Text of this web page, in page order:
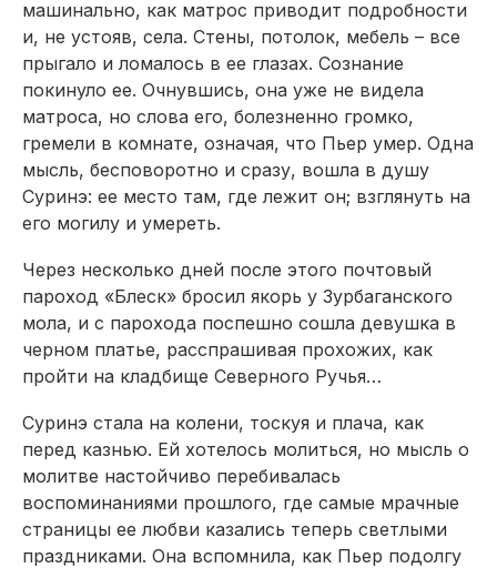
машинально, как матрос приводит подробности
и, не устояв, села. Стены, потолок, мебель – все
прыгало и ломалось в ее глазах. Сознание
покинуло ее. Очнувшись, она уже не видела
матроса, но слова его, болезненно громко,
гремели в комнате, означая, что Пьер умер. Одна
мысль, бесповоротно и сразу, вошла в душу
Суринэ: ее место там, где лежит он; взглянуть на
его могилу и умереть.
Через несколько дней после этого почтовый
пароход «Блеск» бросил якорь у Зурбаганского
мола, и с парохода поспешно сошла девушка в
черном платье, расспрашивая прохожих, как
пройти на кладбище Северного Ручья…
Суринэ стала на колени, тоскуя и плача, как
перед казнью. Ей хотелось молиться, но мысль о
молитве настойчиво перебивалась
воспоминаниями прошлого, где самые мрачные
страницы ее любви казались теперь светлыми
праздниками. Она вспомнила, как Пьер подолгу